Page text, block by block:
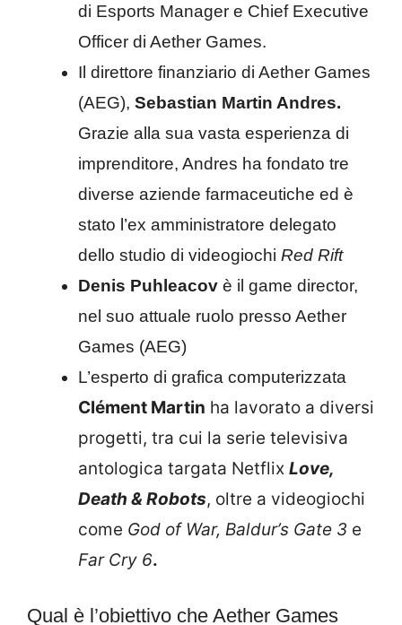
di Esports Manager e Chief Executive
Officer di Aether Games.
Il direttore finanziario di Aether Games
(AEG), Sebastian Martin Andres.
Grazie alla sua vasta esperienza di
imprenditore, Andres ha fondato tre
diverse aziende farmaceutiche ed è
stato l’ex amministratore delegato
dello studio di videogiochi Red Rift
Denis Puhleacov è il game director,
nel suo attuale ruolo presso Aether
Games (AEG)
L’esperto di grafica computerizzata
Clément Martin ha lavorato a diversi
progetti, tra cui la serie televisiva
antologica targata Netflix Love,
Death & Robots, oltre a videogiochi
come God of War, Baldur’s Gate 3 e
Far Cry 6.
Qual è l’obiettivo che Aether Games